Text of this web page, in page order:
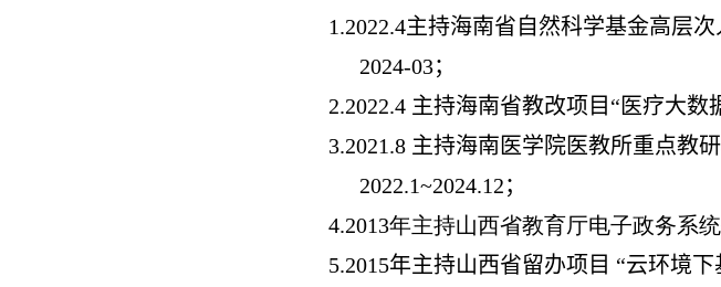
1.2022.4主持海南省自然科学基金高层
2024-03；
2.2022.4 主持海南省教改项目“医疗大数
3.2021.8 主持海南医学院医教所重点教
2022.1~2024.12；
4.2013年主持山西省教育厅电子政务系
5.2015年主持山西省留办项目 “云环境